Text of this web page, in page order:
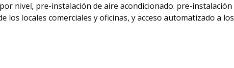
nivel, pre-instalación de aire acondicionado. pre-instalación
los locales comerciales y oficinas, y acceso automatizado a los